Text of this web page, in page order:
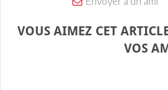
VOUS AIMEZ CET
VOS